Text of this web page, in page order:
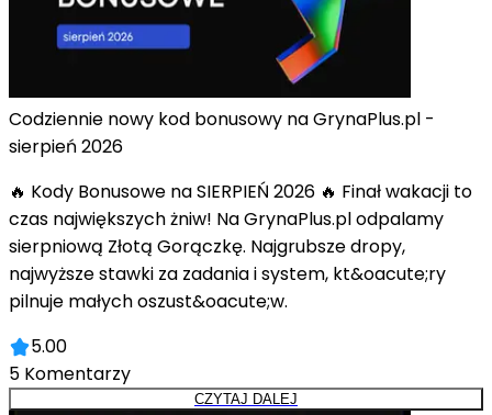
Codziennie nowy kod bonusowy na GrynaPlus.pl -
sierpień 2026
🔥 Kody Bonusowe na SIERPIEŃ 2026 🔥 Finał wakacji to
czas największych żniw! Na GrynaPlus.pl odpalamy
sierpniową Złotą Gorączkę. Najgrubsze dropy,
najwyższe stawki za zadania i system, kt&oacute;ry
pilnuje małych oszust&oacute;w.
5.00
5 Komentarzy
CZYTAJ DALEJ